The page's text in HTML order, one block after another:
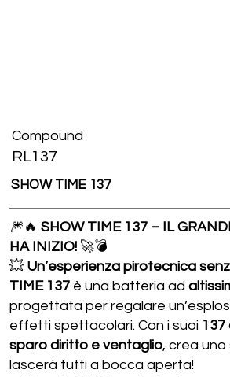
Compound
RL137
SHOW TIME 137
🎆🔥 SHOW TIME 137 – IL
HA INIZIO!🚀💣
💥 Un’esperienza pirotecnica
TIME 137è una batteria ad
progettata per regalare
effetti spettacolari. Con i suoi 137
sparo diritto e ventaglio, crea uno
lascerà tutti a bocca aperta!